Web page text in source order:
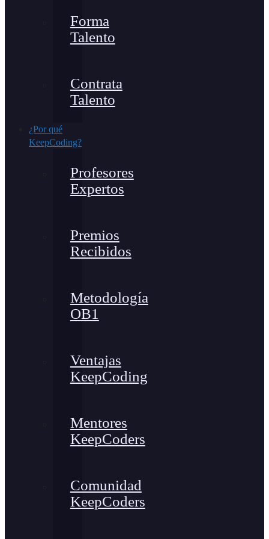
Forma
Talento
Contrata
Talento
¿Por qué
KeepCoding?
Profesores
Expertos
Premios
Recibidos
Metodología
OB1
Ventajas
KeepCoding
Mentores
KeepCoders
Comunidad
KeepCoders